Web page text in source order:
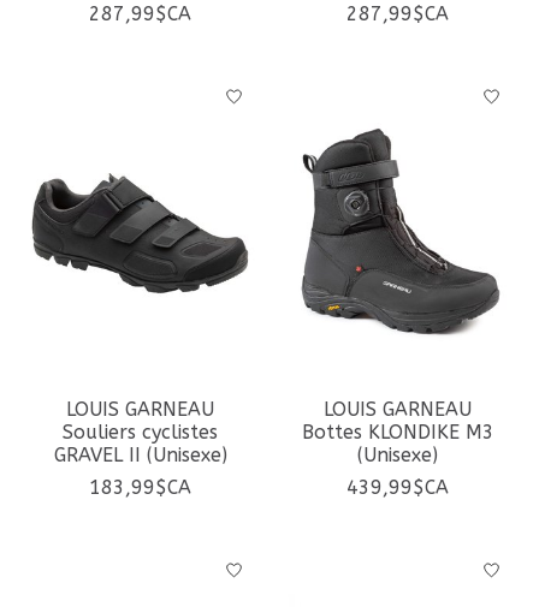
287,99$CA 287,99$CA
LOUIS GARNEAU
Souliers cyclistes
GRAVEL II (Unisexe)
183,99$CA
LOUIS GARNEAU
Bottes KLONDIKE M3
(Unisexe)
439,99$CA